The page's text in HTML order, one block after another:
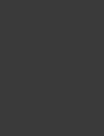
إلى مدينة
إجراءات
متكررة في